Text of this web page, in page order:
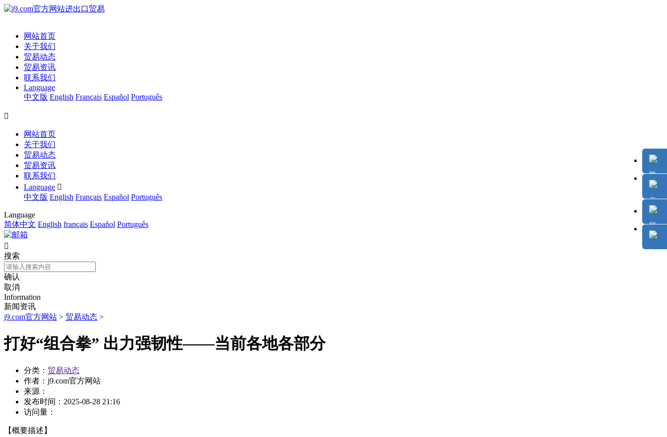
网站首页
关于我们
贸易动态
贸易资讯
联系我们
Language
中文版 English Français Español Português

网站首页
关于我们
贸易动态
贸易资讯
联系我们
Language 
中文版 English Français Español Português
Language
简体中文 English français Español Português

搜索
确认
取消
Information
新闻资讯
j9.com官方网站 > 贸易动态 >
打好“组合拳” 出力强韧性——当前各地各部分
分类： 贸易动态
作者： j9.com官方网站
来源：
发布时间： 2025-08-28 21:16
访问量：
【概要描述】